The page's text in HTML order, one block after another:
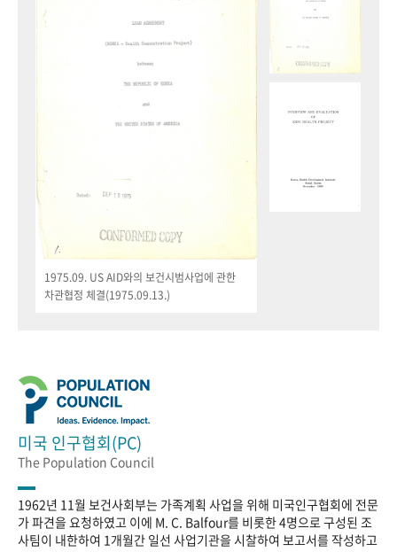
1975.09. US AID와의 보건시범사업에 관한
차관협정 체결(1975.09.13.)
미국 인구협회(PC)
The Population Council
1962년 11월 보건사회부는 가족계획 사업을 위해 미국인구협회에 전문
가 파견을 요청하였고 이에 M. C. Balfour를 비롯한 4명으로 구성된 조
사팀이 내한하여 1개월간 일선 사업기관을 시찰하여 보고서를 작성하고